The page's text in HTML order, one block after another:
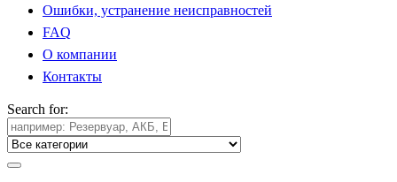
Ошибки, устранение неисправностей
FAQ
О компании
Контакты
Search for: